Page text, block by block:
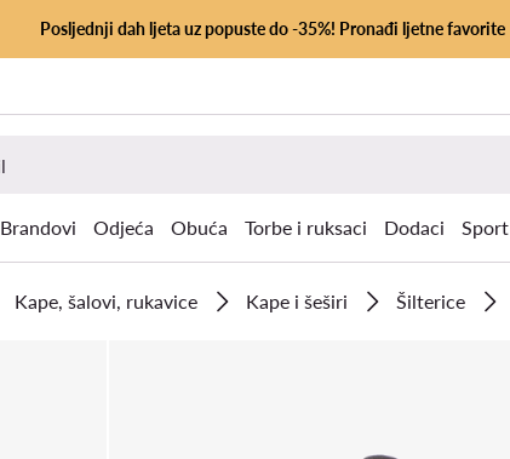
Posljednji dah ljeta uz popuste do -35%! Pronađi ljetne favorite
Brandovi Odjeća Obuća Torbe i ruksaci Dodaci Sport
Kape, šalovi, rukavice Kape i šeširi Šilterice